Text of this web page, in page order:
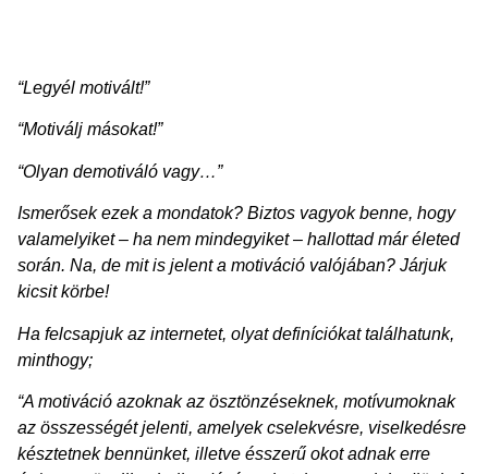
“Legyél motivált!”
“Motiválj másokat!”
“Olyan demotiváló vagy…”
Ismerősek ezek a mondatok? Biztos vagyok benne, hogy
valamelyiket – ha nem mindegyiket – hallottad már életed
során. Na, de mit is jelent a motiváció valójában? Járjuk
kicsit körbe!
Ha felcsapjuk az internetet, olyat definíciókat találhatunk,
minthogy;
“A motiváció azoknak az ösztönzéseknek, motívumoknak
az összességét jelenti, amelyek cselekvésre, viselkedésre
késztetnek bennünket, illetve ésszerű okot adnak erre